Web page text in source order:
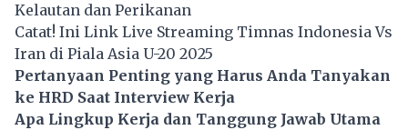
Kelautan dan Perikanan
Catat! Ini Link Live Streaming Timnas Indonesia Vs
Iran di Piala Asia U-20 2025
Pertanyaan Penting yang Harus Anda Tanyakan
ke HRD Saat Interview Kerja
Apa Lingkup Kerja dan Tanggung Jawab Utama